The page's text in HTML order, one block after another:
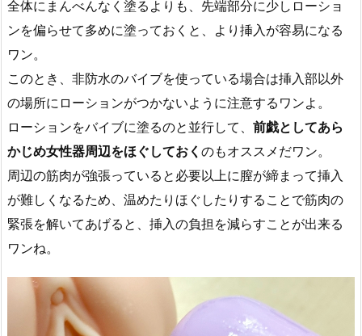
全体にまんべんなく塗るよりも、先端部分に少しローショ
ンを偏らせて多めに塗っておくと、より挿入が容易になる
ワン。
このとき、非防水のバイブを使っている場合は挿入部以外
の場所にローションがつかないように注意するワンよ。
ローションをバイブに塗るのと並行して、 前戯としてあら
かじめ女性器周辺をほぐしておく のもオススメだワン。
周辺の筋肉が強張っていると必要以上に膣が締まって挿入
が難しくなるため、温めたりほぐしたりすることで筋肉の
緊張を解いてあげると、挿入の負担を減らすことが出来る
ワンね。